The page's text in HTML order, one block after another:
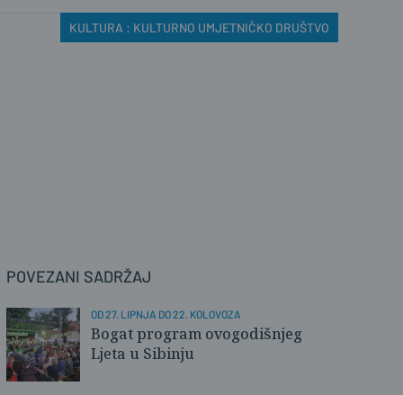
KULTURA : KULTURNO UMJETNIČKO DRUŠTVO
POVEZANI SADRŽAJ
OD 27. LIPNJA DO 22. KOLOVOZA
Bogat program ovogodišnjeg
Ljeta u Sibinju